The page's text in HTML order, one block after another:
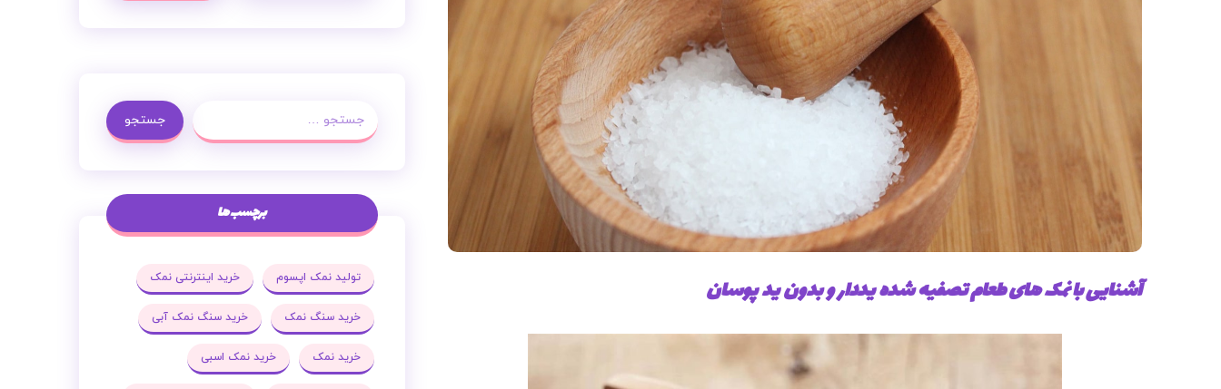
آشنایی با نمک های طعام تصفیه شده یددار و بدون ید پوسان
جستجو
برچسب ها
تولید نمک اپسوم خرید اینترنتی نمک
خرید سنگ نمک خرید سنگ نمک آبی
خرید نمک خرید نمک اسبی